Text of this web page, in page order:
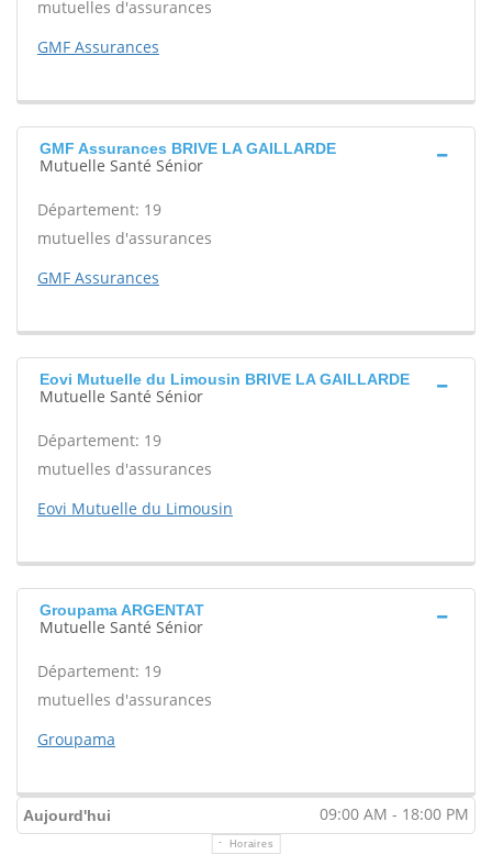
mutuelles d'assurances
GMF Assurances
GMF Assurances BRIVE LA GAILLARDE
Mutuelle Santé Sénior
Département: 19
mutuelles d'assurances
GMF Assurances
Eovi Mutuelle du Limousin BRIVE LA GAILLARDE
Mutuelle Santé Sénior
Département: 19
mutuelles d'assurances
Eovi Mutuelle du Limousin
Groupama ARGENTAT
Mutuelle Santé Sénior
Département: 19
mutuelles d'assurances
Groupama
Aujourd'hui 09:00 AM - 18:00 PM
Horaires